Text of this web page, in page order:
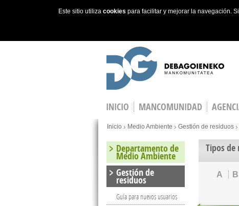
Este sitio utiliza cookies para facilitar y mejorar la navegación.
INICIO MANCOMUNIDAD
You are here
Inicio Medio Ambiente Gestión de residuos
Tipos de
A B
Departamento de
Medio Ambiente
Gestión de
residuos
Guía para nuevos usuarios